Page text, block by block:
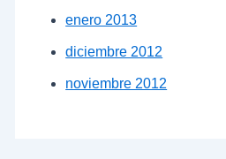
enero 2013
diciembre 2012
noviembre 2012